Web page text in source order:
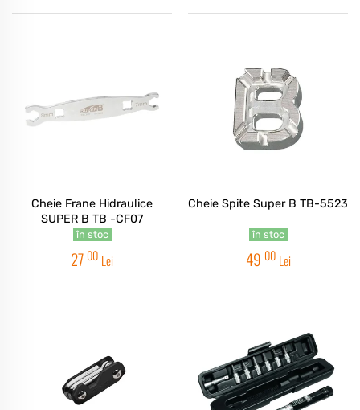
Cheie Frane Hidraulice
SUPER B TB -CF07
în stoc
27 00 Lei
Cheie Spite Super B TB-5523
în stoc
49 00 Lei